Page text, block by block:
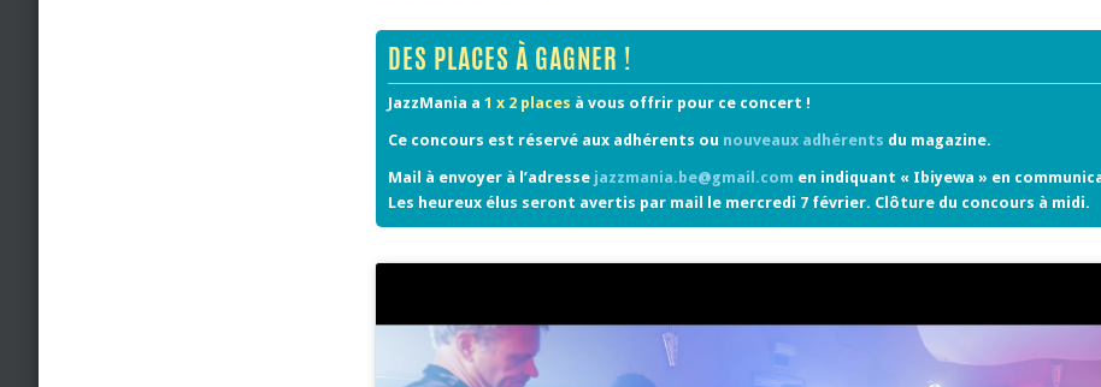
DES PLACES À GAGNER !
JazzMania a 1 x 2 places à vous offrir pour ce concert !
Ce concours est réservé aux adhérents ou nouveaux adhérents du magazine.
Mail à envoyer à l’adresse jazzmania.be@gmail.com en indiquant « Ibiyewa » en
Les heureux élus seront avertis par mail le mercredi 7 février. Clôture du concours à midi.